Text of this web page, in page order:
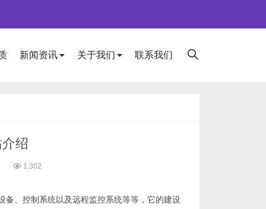
新闻资讯 关于我们 联系我们
绍
1,302
备、 控制系统以及远程监控系统等等， 它的建设